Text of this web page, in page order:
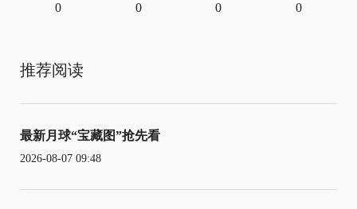
0 0 0 0
推荐阅读
最新月球“宝藏图”抢先看
2026-08-07 09:48